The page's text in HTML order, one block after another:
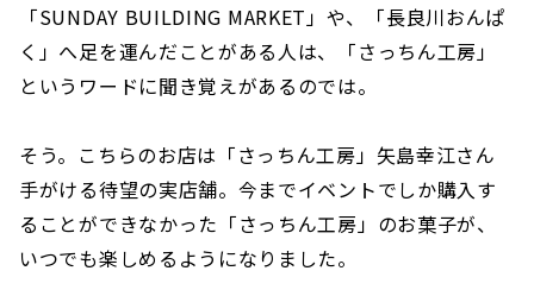
「SUNDAY BUILDING MARKET」や、「長良川おんぱ
く」へ足を運んだことがある人は、「さっちん工房」
というワードに聞き覚えがあるのでは。
そう。こちらのお店は「さっちん工房」矢島幸江さん
手がける待望の実店舗。今までイベントでしか購入す
ることができなかった「さっちん工房」のお菓子が、
いつでも楽しめるようになりました。